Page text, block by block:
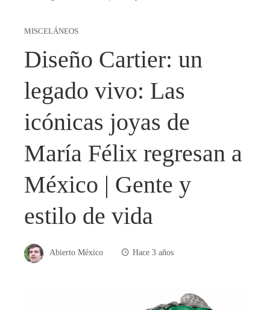
MISCELÁNEOS
Diseño Cartier: un
legado vivo: Las
icónicas joyas de
María Félix regresan a
México | Gente y
estilo de vida
Abierto México Hace 3 años